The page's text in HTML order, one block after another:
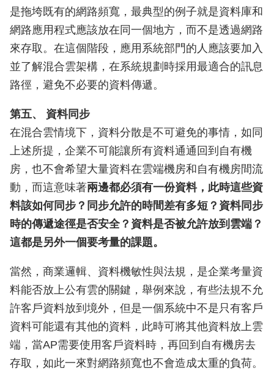
是拖垮既有的網路頻寬，最典型的例子就是資料庫和
網路應用程式應該放在同一個地方，而不是透過網路
來存取。在這個階段，應用系統部門的人應該要加入
並了解混合雲架構，在系統規劃時採用最適合的訊息
路徑，避免不必要的資料傳遞。
第五、 資料同步
在混合雲情境下，資料分散是不可避免的事情，如同
上述所提，企業不可能讓所有資料通通回到自有機
房，也不會希望大量資料在雲端機房和自有機房間流
動，而這意味著兩邊都必須有一份資料，此時這些資
料該如何同步？同步允許的時間差有多短？資料同步
時的傳遞途徑是否安全？資料是否被允許放到雲端？
這都是另外一個要考量的課題。
當然，商業邏輯、資料機敏性與法規，是企業考量資
料能否放上公有雲的關鍵，舉例來說，有些法規不允
許客戶資料放到境外，但是一個系統中不是只有客戶
資料可能還有其他的資料，此時可將其他資料放上雲
端，當AP需要使用客戶資料時，再回到自有機房去
存取，如此一來對網路頻寬也不會造成太重的負荷。